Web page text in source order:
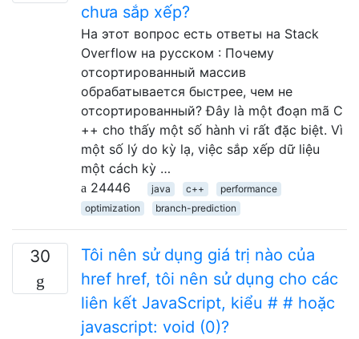
chưa sắp xếp?
На этот вопрос есть ответы на Stack
Overflow на русском : Почему
отсортированный массив
обрабатывается быстрее, чем не
отсортированный? Đây là một đoạn mã C
++ cho thấy một số hành vi rất đặc biệt. Vì
một số lý do kỳ lạ, việc sắp xếp dữ liệu
một cách kỳ …
24446
java c++
performance
optimization
branch-prediction
30
Tôi nên sử dụng giá trị nào của
href href, tôi nên sử dụng cho các
liên kết JavaScript, kiểu # # hoặc
javascript: void (0)?